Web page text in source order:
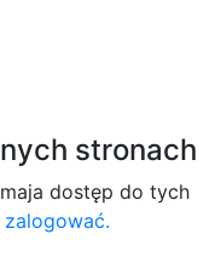
stronach
dostęp do tych
zalogować.